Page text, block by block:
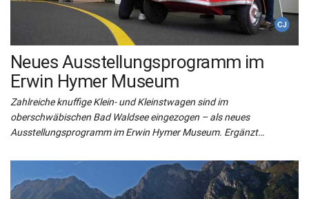
Neues Ausstellungsprogramm im
Erwin Hymer Museum
Zahlreiche knuffige Klein- und Kleinstwagen sind im
oberschwäbischen Bad Waldsee eingezogen – als neues
Ausstellungsprogramm im Erwin Hymer Museum. Ergänzt…